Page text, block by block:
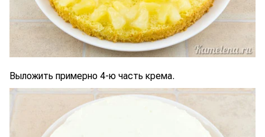
Выложить примерно 4-ю часть крема.